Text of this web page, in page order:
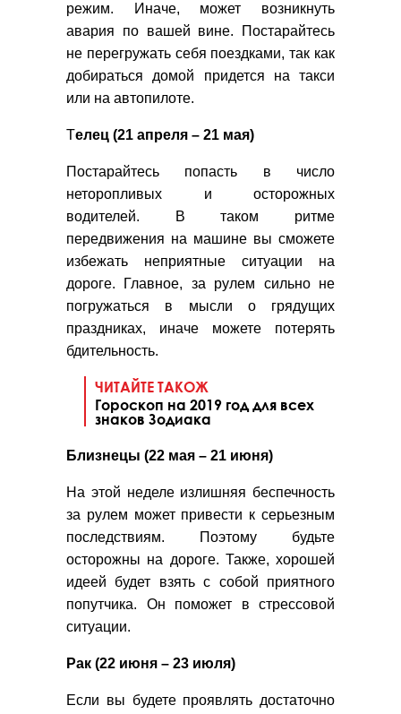
режим. Иначе, может возникнуть
авария по вашей вине. Постарайтесь
не перегружать себя поездками, так как
добираться домой придется на такси
или на автопилоте.
Телец (21 апреля – 21 мая)
Постарайтесь попасть в число
неторопливых и осторожных
водителей. В таком ритме
передвижения на машине вы сможете
избежать неприятные ситуации на
дороге. Главное, за рулем сильно не
погружаться в мысли о грядущих
праздниках, иначе можете потерять
бдительность.
ЧИТАЙТЕ ТАКОЖ
Гороскоп на 2019 год для всех
знаков Зодиака
Близнецы (22 мая – 21 июня)
На этой неделе излишняя беспечность
за рулем может привести к серьезным
последствиям. Поэтому будьте
осторожны на дороге. Также, хорошей
идеей будет взять с собой приятного
попутчика. Он поможет в стрессовой
ситуации.
Рак (22 июня – 23 июля)
Если вы будете проявлять достаточно